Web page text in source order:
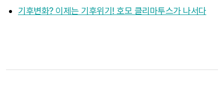
기후변화? 이제는 기후위기! 호모 클리마투스가 나서다